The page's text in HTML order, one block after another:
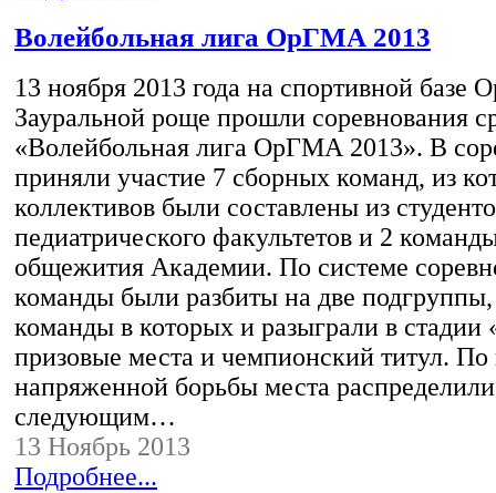
Волейбольная лига ОрГМА 2013
13 ноября 2013 года на спортивной базе
Зауральной роще прошли соревнования
«Волейбольная лига ОрГМА 2013». В
приняли участие 7 сборных команд, из
коллективов были составлены из
педиатрического факультетов и 2
общежития Академии. По системе
команды были разбиты на две
команды в которых и разыграли в стадии
призовые места и чемпионский титул. По
напряженной борьбы места
следующим…
13 Ноябрь 2013
Подробнее...